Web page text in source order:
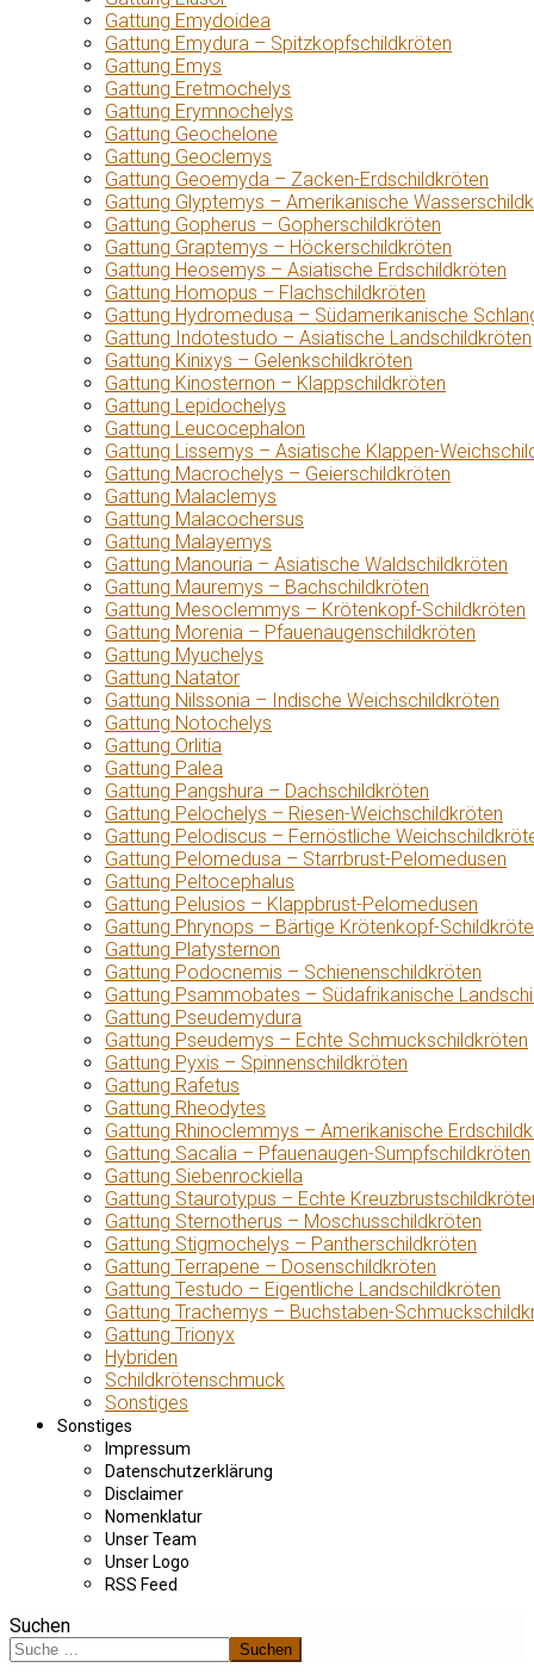
Gattung Emydoidea
Gattung Emydura – Spitzkopfschildkröten
Gattung Emys
Gattung Eretmochelys
Gattung Erymnochelys
Gattung Geochelone
Gattung Geoclemys
Gattung Geoemyda – Zacken-Erdschildkröten
Gattung Glyptemys – Amerikanische
Gattung Gopherus – Gopherschildkröten
Gattung Graptemys – Höckerschildkröten
Gattung Heosemys – Asiatische Erdschildkröten
Gattung Homopus – Flachschildkröten
Gattung Hydromedusa – Südamerikanische
Gattung Indotestudo – Asiatische Landschildkröten
Gattung Kinixys – Gelenkschildkröten
Gattung Kinosternon – Klappschildkröten
Gattung Lepidochelys
Gattung Leucocephalon
Gattung Lissemys – Asiatische Klappen-
Gattung Macrochelys – Geierschildkröten
Gattung Malaclemys
Gattung Malacochersus
Gattung Malayemys
Gattung Manouria – Asiatische Waldschildkröten
Gattung Mauremys – Bachschildkröten
Gattung Mesoclemmys – Krötenkopf-Schildkröten
Gattung Morenia – Pfauenaugenschildkröten
Gattung Myuchelys
Gattung Natator
Gattung Nilssonia – Indische Weichschildkröten
Gattung Notochelys
Gattung Orlitia
Gattung Palea
Gattung Pangshura – Dachschildkröten
Gattung Pelochelys – Riesen-Weichschildkröten
Gattung Pelodiscus – Fernöstliche
Gattung Pelomedusa – Starrbrust-Pelomedusen
Gattung Peltocephalus
Gattung Pelusios – Klappbrust-Pelomedusen
Gattung Phrynops – Bärtige Krötenkopf-
Gattung Platysternon
Gattung Podocnemis – Schienenschildkröten
Gattung Psammobates – Südafrikanische
Gattung Pseudemydura
Gattung Pseudemys – Echte Schmuckschildkröten
Gattung Pyxis – Spinnenschildkröten
Gattung Rafetus
Gattung Rheodytes
Gattung Rhinoclemmys – Amerikanische
Gattung Sacalia – Pfauenaugen-Sumpfschildkröten
Gattung Siebenrockiella
Gattung Staurotypus – Echte
Gattung Sternotherus – Moschusschildkröten
Gattung Stigmochelys – Pantherschildkröten
Gattung Terrapene – Dosenschildkröten
Gattung Testudo – Eigentliche Landschildkröten
Gattung Trachemys – Buchstaben-
Gattung Trionyx
Hybriden
Schildkrötenschmuck
Sonstiges
Sonstiges
Impressum
Datenschutzerklärung
Disclaimer
Nomenklatur
Unser Team
Unser Logo
RSS Feed
Suchen
Suchen